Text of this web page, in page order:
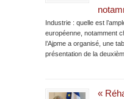
Industrie : quelle est
européenne, notamment
l’Ajpme a organisé, une
présentation de la
«